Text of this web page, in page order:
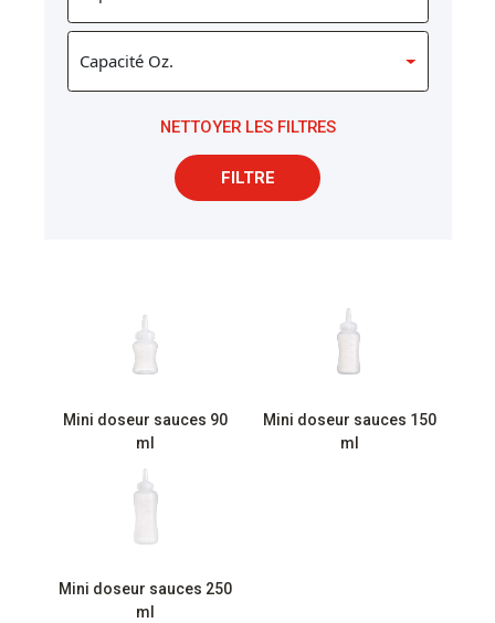
NETTOYER LES FILTRES
FILTRE
Mini doseur sauces 90
ml
Mini doseur sauces 150
ml
Mini doseur sauces 250
ml